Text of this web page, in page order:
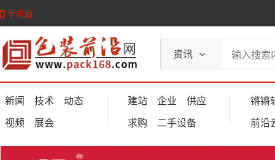
手机版
资讯
新闻 技术
动态
视频
展会
建站 企业
供应
求购
二手设备
锵锵
前沿